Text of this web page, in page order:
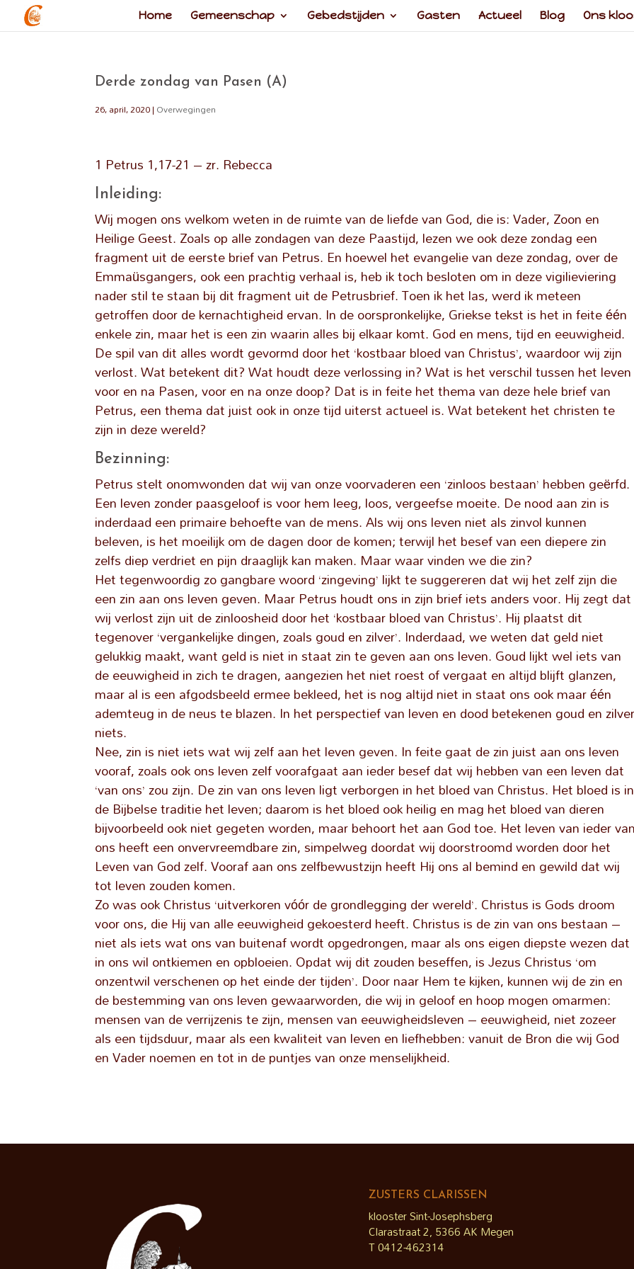
Home Gemeenschap Gebedstijden Gasten Actueel Blog Ons
Derde zondag van Pasen (A)
26, april, 2020| Overwegingen
1 Petrus 1,17-21 – zr. Rebecca
Inleiding:
Wij mogen ons welkom weten in de ruimte van de liefde van God, die is: Vader, Zoon en
Heilige Geest. Zoals op alle zondagen van deze Paastijd, lezen we ook deze zondag een
fragment uit de eerste brief van Petrus. En hoewel het evangelie van deze zondag, over de
Emmaüsgangers, ook een prachtig verhaal is, heb ik toch besloten om in deze vigilieviering
nader stil te staan bij dit fragment uit de Petrusbrief. Toen ik het las, werd ik meteen
getroffen door de kernachtigheid ervan. In de oorspronkelijke, Griekse tekst is het in feite één
enkele zin, maar het is een zin waarin alles bij elkaar komt. God en mens, tijd en eeuwigheid.
De spil van dit alles wordt gevormd door het ‘kostbaar bloed van Christus’, waardoor wij zijn
verlost. Wat betekent dit? Wat houdt deze verlossing in? Wat is het verschil tussen het leven
voor en na Pasen, voor en na onze doop? Dat is in feite het thema van deze hele brief van
Petrus, een thema dat juist ook in onze tijd uiterst actueel is. Wat betekent het christen te
zijn in deze wereld?
Bezinning:
Petrus stelt onomwonden dat wij van onze voorvaderen een ‘zinloos bestaan’ hebben geërfd.
Een leven zonder paasgeloof is voor hem leeg, loos, vergeefse moeite. De nood aan zin is
inderdaad een primaire behoefte van de mens. Als wij ons leven niet als zinvol kunnen
beleven, is het moeilijk om de dagen door de komen; terwijl het besef van een diepere zin
zelfs diep verdriet en pijn draaglijk kan maken. Maar waar vinden we die zin?
Het tegenwoordig zo gangbare woord ‘zingeving’ lijkt te suggereren dat wij het zelf zijn die
een zin aan ons leven geven. Maar Petrus houdt ons in zijn brief iets anders voor. Hij zegt dat
wij verlost zijn uit de zinloosheid door het ‘kostbaar bloed van Christus’. Hij plaatst dit
tegenover ‘vergankelijke dingen, zoals goud en zilver’. Inderdaad, we weten dat geld niet
gelukkig maakt, want geld is niet in staat zin te geven aan ons leven. Goud lijkt wel iets van
de eeuwigheid in zich te dragen, aangezien het niet roest of vergaat en altijd blijft glanzen,
maar al is een afgodsbeeld ermee bekleed, het is nog altijd niet in staat ons ook maar één
ademteug in de neus te blazen. In het perspectief van leven en dood betekenen goud en zilver
niets.
Nee, zin is niet iets wat wij zelf aan het leven geven. In feite gaat de zin juist aan ons leven
vooraf, zoals ook ons leven zelf voorafgaat aan ieder besef dat wij hebben van een leven dat
‘van ons’ zou zijn. De zin van ons leven ligt verborgen in het bloed van Christus. Het bloed is in
de Bijbelse traditie het leven; daarom is het bloed ook heilig en mag het bloed van dieren
bijvoorbeeld ook niet gegeten worden, maar behoort het aan God toe. Het leven van ieder van
ons heeft een onvervreemdbare zin, simpelweg doordat wij doorstroomd worden door het
Leven van God zelf. Vooraf aan ons zelfbewustzijn heeft Hij ons al bemind en gewild dat wij
tot leven zouden komen.
Zo was ook Christus ‘uitverkoren vóór de grondlegging der wereld’. Christus is Gods droom
voor ons, die Hij van alle eeuwigheid gekoesterd heeft. Christus is de zin van ons bestaan –
niet als iets wat ons van buitenaf wordt opgedrongen, maar als ons eigen diepste wezen dat
in ons wil ontkiemen en opbloeien. Opdat wij dit zouden beseffen, is Jezus Christus ‘om
onzentwil verschenen op het einde der tijden’. Door naar Hem te kijken, kunnen wij de zin en
de bestemming van ons leven gewaarworden, die wij in geloof en hoop mogen omarmen:
mensen van de verrijzenis te zijn, mensen van eeuwigheidsleven – eeuwigheid, niet zozeer
als een tijdsduur, maar als een kwaliteit van leven en liefhebben: vanuit de Bron die wij God
en Vader noemen en tot in de puntjes van onze menselijkheid.
ZUSTERS CLARISSEN
klooster Sint-Josephsberg
Clarastraat 2, 5366 AK Megen
T 0412-462314